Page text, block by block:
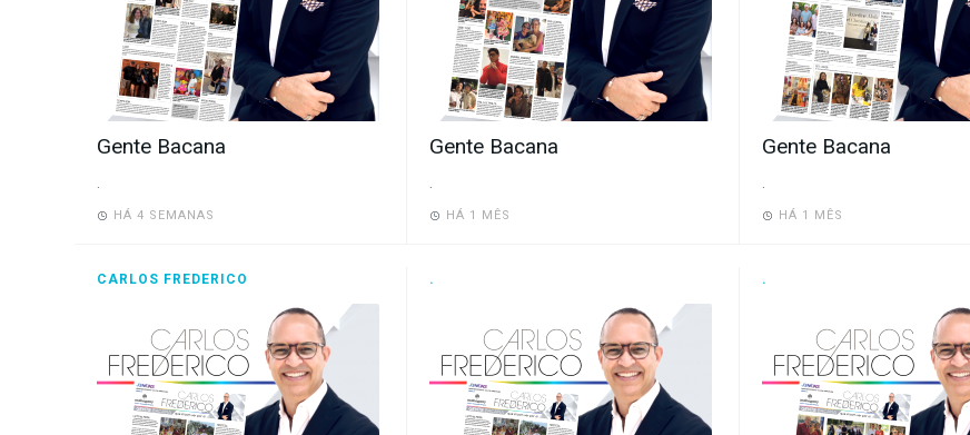
Gente Bacana
.
HÁ 4 SEMANAS
Gente Bacana
.
HÁ 1 MÊS
Gente Bacana
.
HÁ 1 MÊS
CARLOS FREDERICO . .